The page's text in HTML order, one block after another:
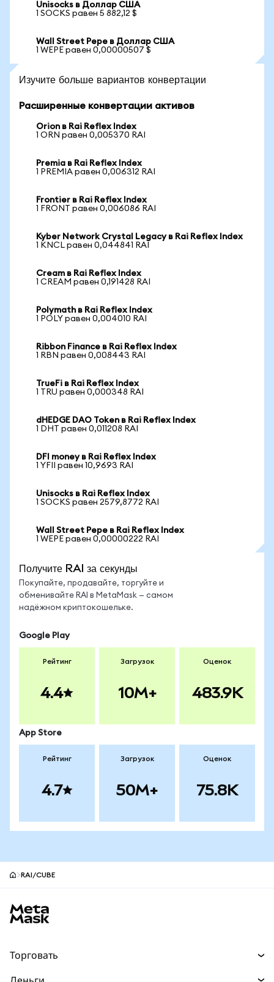
Unisocks в Доллар США
1 SOCKS равен 5 882,12 $
Wall Street Pepe в Доллар США
1 WEPE равен 0,00000507 $
Изучите больше вариантов конвертации
Расширенные конвертации активов
Orion в Rai Reflex Index
1 ORN равен 0,005370 RAI
Premia в Rai Reflex Index
1 PREMIA равен 0,006312 RAI
Frontier в Rai Reflex Index
1 FRONT равен 0,006086 RAI
Kyber Network Crystal Legacy в Rai Reflex Index
1 KNCL равен 0,044841 RAI
Cream в Rai Reflex Index
1 CREAM равен 0,191428 RAI
Polymath в Rai Reflex Index
1 POLY равен 0,004010 RAI
Ribbon Finance в Rai Reflex Index
1 RBN равен 0,008443 RAI
TrueFi в Rai Reflex Index
1 TRU равен 0,000348 RAI
dHEDGE DAO Token в Rai Reflex Index
1 DHT равен 0,011208 RAI
DFI money в Rai Reflex Index
1 YFII равен 10,9693 RAI
Unisocks в Rai Reflex Index
1 SOCKS равен 2579,8772 RAI
Wall Street Pepe в Rai Reflex Index
1 WEPE равен 0,00000222 RAI
Получите RAI за секунды
Покупайте, продавайте, торгуйте и
обменивайте RAI в MetaMask — самом
надёжном криптокошельке.
Google Play
Рейтинг
4.4
Загрузок
10M+
Оценок
483.9K
App Store
Рейтинг
4.7
Загрузок
50M+
Оценок
75.8K
RAI/CUBE
Торговать